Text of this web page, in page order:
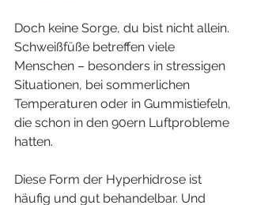
Doch keine Sorge, du bist nicht allein.
Schweißfüße betreffen viele
Menschen – besonders in stressigen
Situationen, bei sommerlichen
Temperaturen oder in Gummistiefeln,
die schon in den 90ern Luftprobleme
hatten.
Diese Form der Hyperhidrose ist
häufig und gut behandelbar. Und